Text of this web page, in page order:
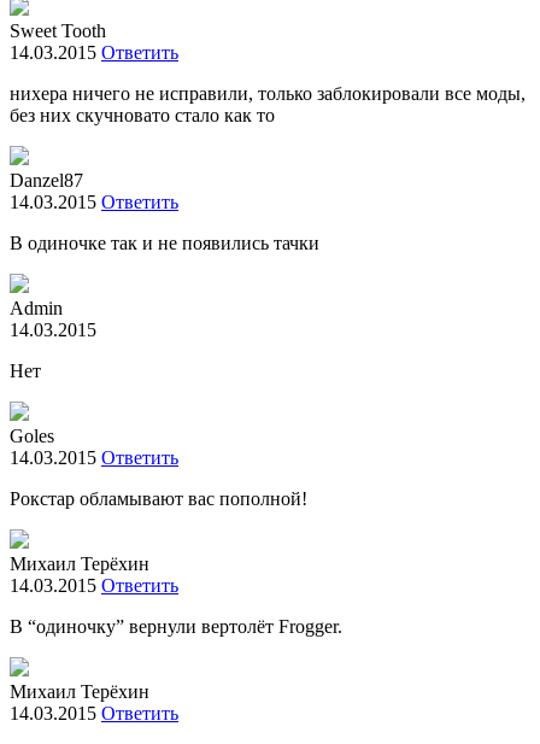
Sweet Tooth
14.03.2015 Ответить
нихера ничего не исправили, только заблокировали все моды,
без них скучновато стало как то
Danzel87
14.03.2015 Ответить
В одиночке так и не появились тачки
Admin
14.03.2015
Нет
Goles
14.03.2015 Ответить
Рокстар обламывают вас пополной!
Михаил Терёхин
14.03.2015 Ответить
В “одиночку” вернули вертолёт Frogger.
Михаил Терёхин
14.03.2015 Ответить